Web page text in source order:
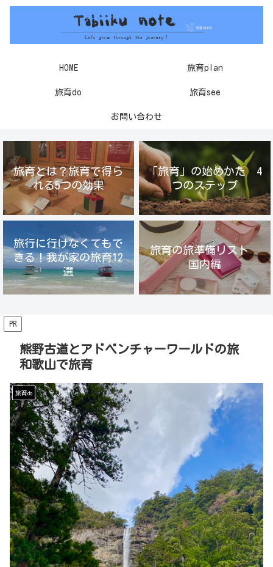
HOME 旅育plan
旅育do 旅育see
お問い合わせ
旅育とは？旅育で得ら
れる5つの効果
「旅育」の始めかた 4
つのステップ
旅行に行けなくてもで
きる！我が家の旅育12
選
旅育の旅準備リスト
国内編
PR
熊野古道とアドベンチャーワールドの旅
和歌山で旅育
旅育do